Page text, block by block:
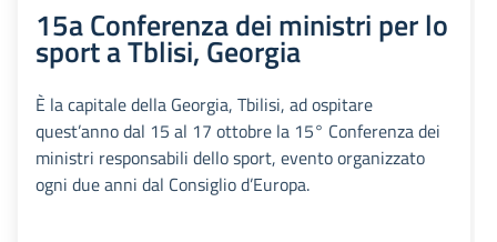
15a Conferenza dei ministri per lo
sport a Tblisi, Georgia
È la capitale della Georgia, Tbilisi, ad ospitare
quest’anno dal 15 al 17 ottobre la 15° Conferenza dei
ministri responsabili dello sport, evento organizzato
ogni due anni dal Consiglio d’Europa.